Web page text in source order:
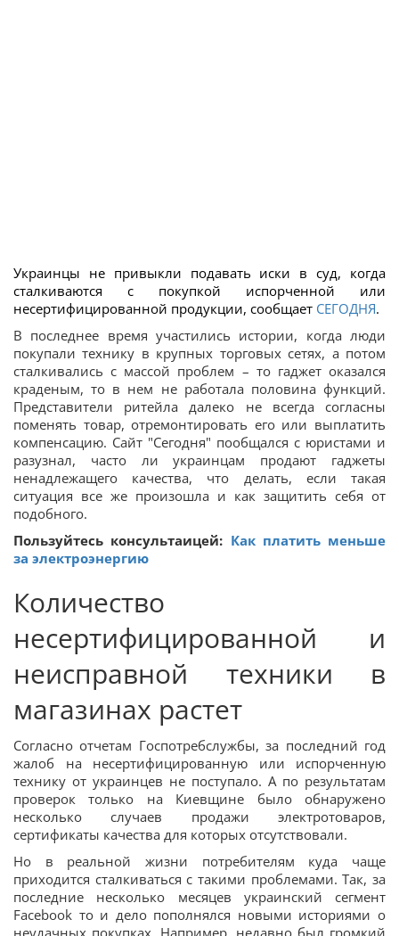
Украинцы не привыкли подавать иски в суд, когда
сталкиваются с покупкой испорченной или
несертифицированной продукции, сообщает СЕГОДНЯ.
В последнее время участились истории, когда люди
покупали технику в крупных торговых сетях, а потом
сталкивались с массой проблем – то гаджет оказался
краденым, то в нем не работала половина функций.
Представители ритейла далеко не всегда согласны
поменять товар, отремонтировать его или выплатить
компенсацию. Сайт "Сегодня" пообщался с юристами и
разузнал, часто ли украинцам продают гаджеты
ненадлежащего качества, что делать, если такая
ситуация все же произошла и как защитить себя от
подобного.
Пользуйтесь консультаицей: Как платить меньше
за электроэнергию
Количество
несертифицированной и
неисправной техники в
магазинах растет
Согласно отчетам Госпотребслужбы, за последний год
жалоб на несертифицированную или испорченную
технику от украинцев не поступало. А по результатам
проверок только на Киевщине было обнаружено
несколько случаев продажи электротоваров,
сертификаты качества для которых отсутствовали.
Но в реальной жизни потребителям куда чаще
приходится сталкиваться с такими проблемами. Так, за
последние несколько месяцев украинский сегмент
Facebook то и дело пополнялся новыми историями о